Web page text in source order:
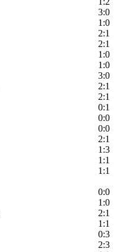
3:0
1:0
2:1
2:1
1:0
1:0
3:0
2:1
2:1
0:1
0:0
0:0
2:1
1:3
1:1
1:1
0:0
1:0
2:1
1:1
0:3
2:3